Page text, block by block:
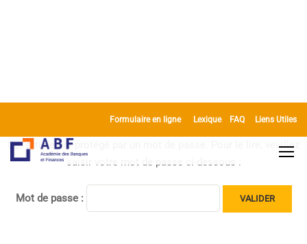
Formulaire en ligne Lexique FAQ Liens Utiles
Cet article est protégé par un mot de passe. Pour le lire, veuillez
saisir votre mot de passe ci-dessous :
Mot de passe :